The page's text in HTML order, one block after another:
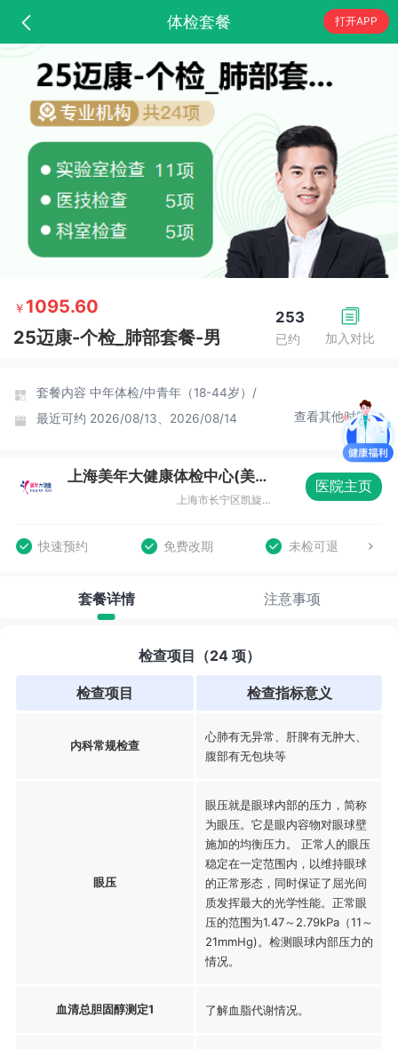
体检套餐 打开APP
加入对比
253
已约
￥ 1095.60
25迈康-个检_肺部套餐-男
套餐内容 中年体检/中青年（18-44岁）/
最近可约 2026/08/13、2026/08/14 查看其他时间
上海美年大健康体检中心(美楷分院)
上海市长宁区凯旋路369号B1层08室
医院主页
快速预约 免费改期 未检可退
套餐详情 注意事项
检查项目（24 项）
检查项目 检查指标意义
内科常规检查
心肺有无异常、肝脾有无肿大、
腹部有无包块等
眼压
眼压就是眼球内部的压力，简称
为眼压。它是眼内容物对眼球壁
施加的均衡压力。 正常人的眼压
稳定在一定范围内，以维持眼球
的正常形态，同时保证了屈光间
质发挥最大的光学性能。正常眼
压的范围为1.47～2.79kPa（11～
21mmHg)。检测眼球内部压力的
情况。
血清总胆固醇测定1 了解血脂代谢情况。